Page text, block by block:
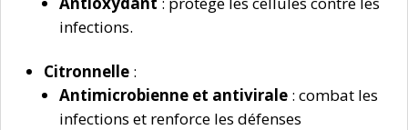
infections.
Citronnelle :
Antimicrobienne et antivirale : combat les
infections et renforce les défenses